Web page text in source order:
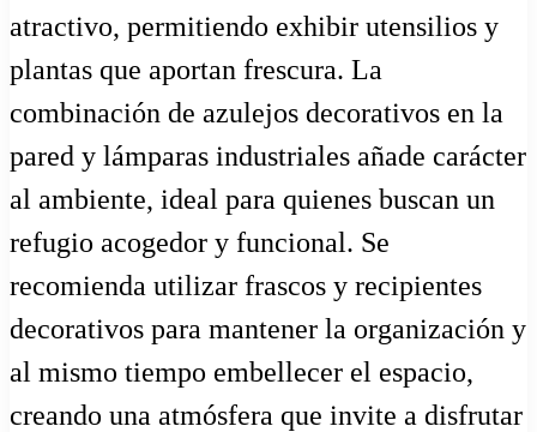
atractivo, permitiendo exhibir utensilios y
plantas que aportan frescura. La
combinación de azulejos decorativos en la
pared y lámparas industriales añade carácter
al ambiente, ideal para quienes buscan un
refugio acogedor y funcional. Se
recomienda utilizar frascos y recipientes
decorativos para mantener la organización y
al mismo tiempo embellecer el espacio,
creando una atmósfera que invite a disfrutar